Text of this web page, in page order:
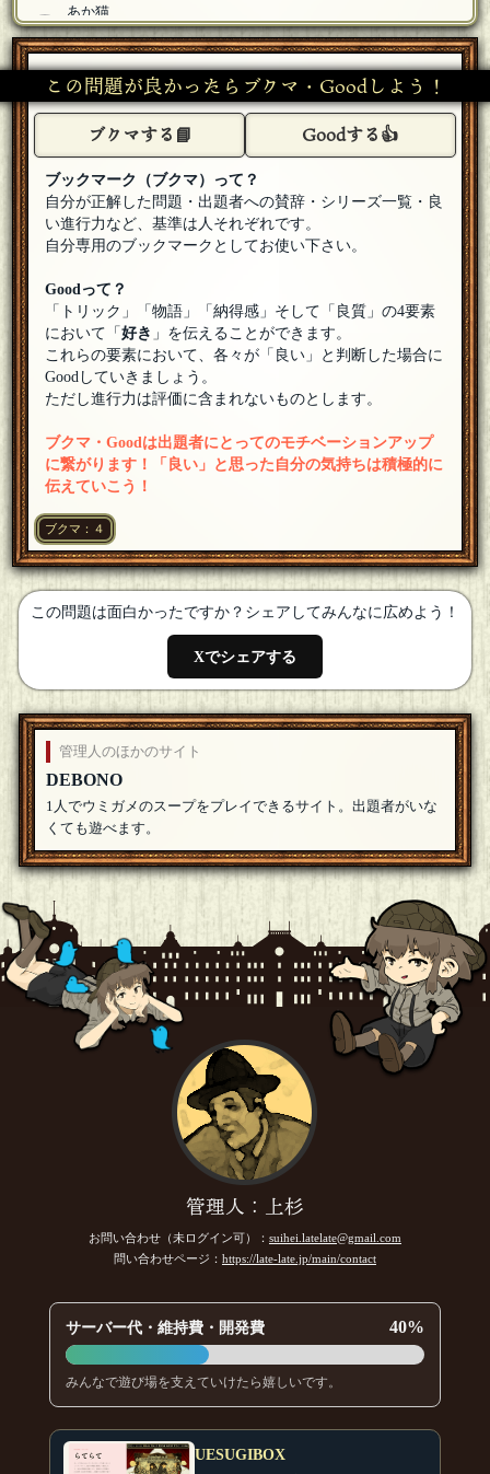
あか猫
なるほど...[18年05月30日 23:46]
至告
今回は「アランが破ったのはノックスの十戒の二条」「アラ
ンの小説がヒットしたので称賛された」がキーでした～！参
加、ありがとうございました。
[18年05月30日 23:46]
やつぎ
参加というのもおこがましいですが、一つだけ思い付きを投
下させていただきます[18年05月30日 23:32]
かんたた
参加いたします。よろしくお願いします。[18年05月30日
砂浜ウミガメ
私の頭じゃもう思いつかん・・・[18年05月30日 23:27]
至告
戒律の認識の差異、ですかね。矛盾はしてませんよ。
月30日 23:23]
14の答えが問題文の状況と矛盾していると思うのは私だけ？
[編集済] [18年05月30日 23:21]
植野
こんばんは、参加させていただきます。
砂浜ウミガメ[１０問出題]
参加しまっす[18年05月30日 23:00]
鯖缶の湯[１問出題]
参加させていただきます。[18年05月30日 22:58]
二作目です。今回は二重にトリックを仕掛けさせていただき
ました。お手柔らかにお願いします。[18年05月30日 22:57]
この問題が良かったらブクマ・Goodしよう！
ブクマする📘 Goodする👍
ブックマーク（ブクマ）って？
自分が正解した問題・出題者への賛辞・シリーズ一覧・良
い進行力など、基準は人それぞれです。
自分専用のブックマークとしてお使い下さい。
Goodって？
「トリック」「物語」「納得感」そして「良質」の4要素
において「好き 」を伝えることができます。
これらの要素において、各々が「良い」と判断した場合に
Goodしていきましょう。
ただし進行力は評価に含まれないものとします。
ブクマ・Goodは出題者にとってのモチベーションアップ
に繋がります！「良い」と思った自分の気持ちは積極的に
伝えていこう！
ブクマ：４
この問題は面白かったですか？シェアしてみんなに広めよう！
Xでシェアする
管理人のほかのサイト
DEBONO
1人でウミガメのスープをプレイできるサイト。出題者がいな
くても遊べます。
管理人：上杉
お問い合わせ（未ログイン可）： suihei.latelate@gmail.com
問い合わせページ： https://late-late.jp/main/contact
サーバー代・維持費・開発費 40%
みんなで遊び場を支えていけたら嬉しいです。
UESUGIBOX